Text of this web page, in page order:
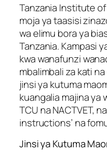
Tanzania Institute
moja ya taasisi
wa elimu bora ya
Tanzania. Kampasi
kwa wanafunzi
mbalimbali za kati
jinsi ya kutuma
kuangalia majina ya
TCU na NACTVET,
instructions’ na
Jinsi ya Kutuma